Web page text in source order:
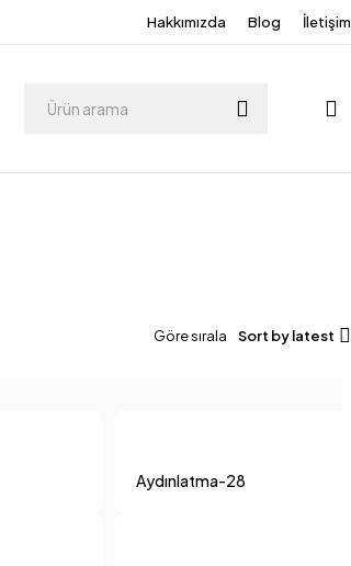
Hakkımızda Blog İletişim
Göre sırala Sort by latest
Aydınlatma-28